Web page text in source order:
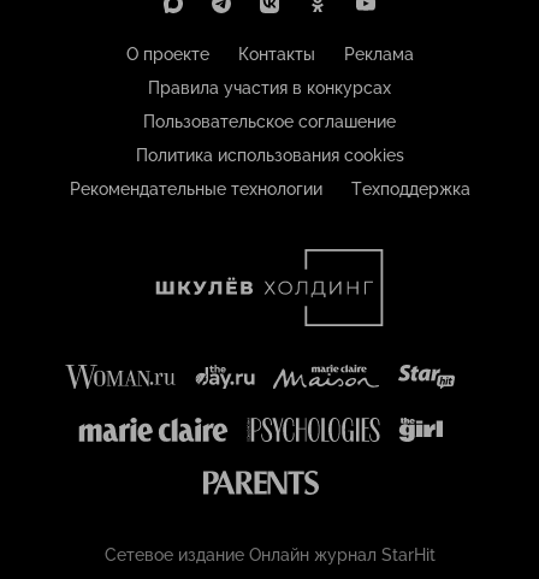
О проекте Контакты
Реклама
Правила участия в конкурсах
Пользовательское соглашение
Политика использования cookies
Рекомендательные технологии
Техподдержка
Сетевое издание Онлайн журнал StarHit